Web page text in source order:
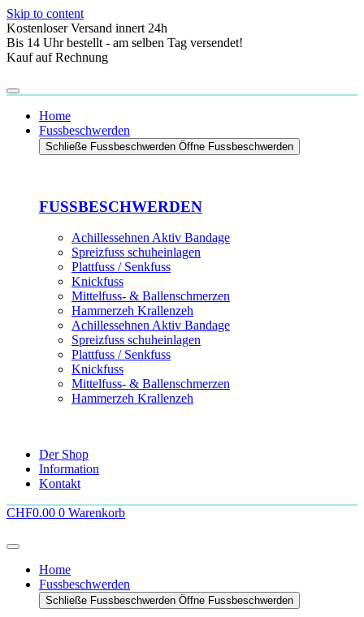
Skip to content
Kostenloser Versand innert 24h
Bis 14 Uhr bestellt - am selben Tag versendet!
Kauf auf Rechnung
Home
Fussbeschwerden
Schließe Fussbeschwerden Öffne Fussbeschwerden
FUSSBESCHWERDEN
Achillessehnen Aktiv Bandage
Spreizfuss schuheinlagen
Plattfuss / Senkfuss
Knickfuss
Mittelfuss- & Ballenschmerzen
Hammerzeh Krallenzeh
Achillessehnen Aktiv Bandage
Spreizfuss schuheinlagen
Plattfuss / Senkfuss
Knickfuss
Mittelfuss- & Ballenschmerzen
Hammerzeh Krallenzeh
FERSENSPORN
Fersensporn beseitigen
Fersensporn beseitigen
NAGELPILZ
leichter nagelpilz
Mittelschwerer nagelpilz
Der Shop
Information
Kontakt
CHF0.00 0 Warenkorb
Home
Fussbeschwerden
Schließe Fussbeschwerden Öffne Fussbeschwerden